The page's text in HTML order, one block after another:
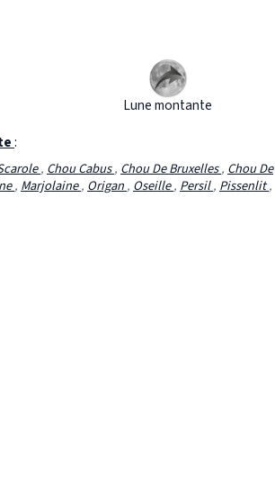
Lune montante
:
, Chou Cabus, Chou De Bruxelles, Chou De
, Marjolaine, Origan, Oseille, Persil, Pissenlit,